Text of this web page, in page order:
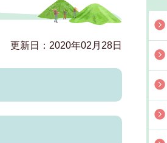
更新日：2020年02月28日